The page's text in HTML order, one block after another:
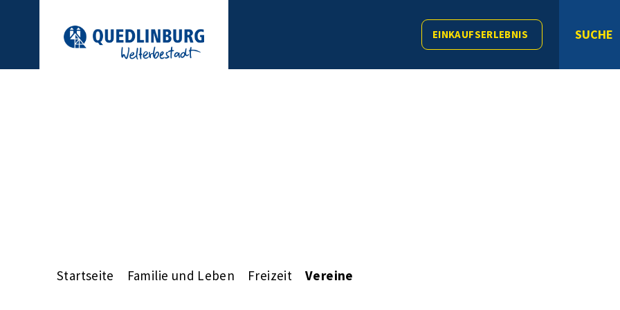
EINKAUFSERLEBNIS SUCHE
Startseite Familie und Leben Freizeit Vereine